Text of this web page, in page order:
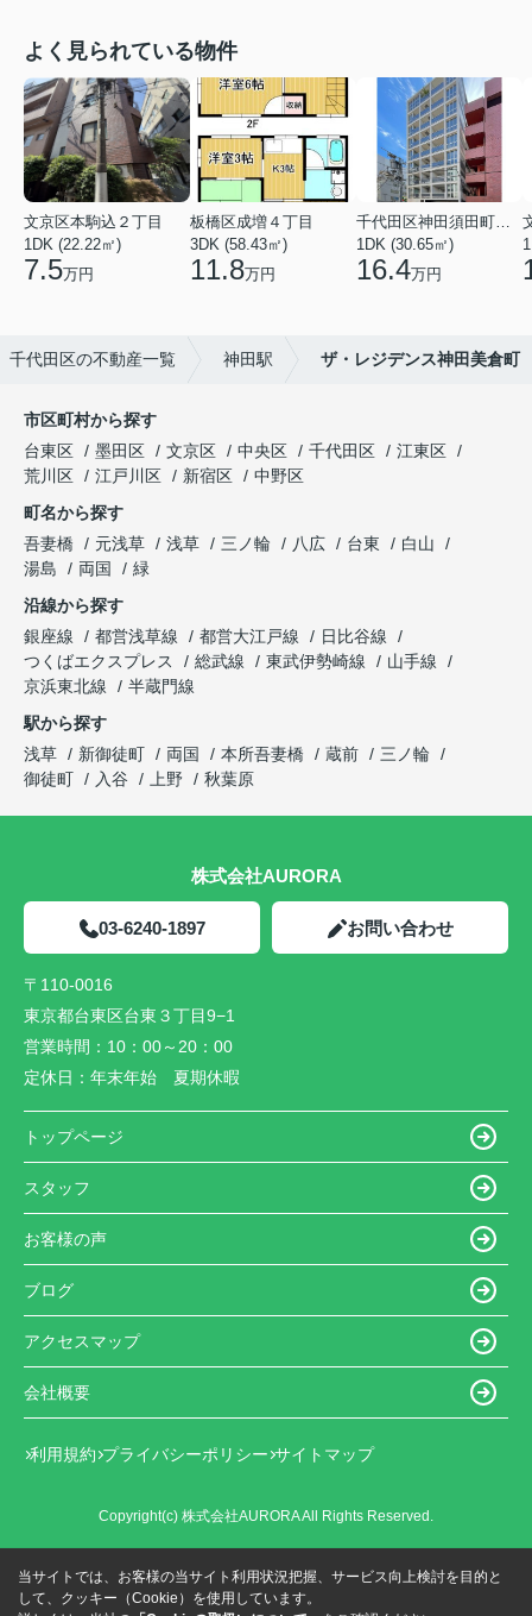
よく見られている物件
文京区本駒込２丁目
1DK (22.22㎡)
7.5万円
板橋区成増４丁目
3DK (58.43㎡)
11.8万円
千代田区神田須田町１丁目
1DK (30.65㎡)
16.4万円
千代田区の不動産一覧 神田駅 ザ・レジデンス神田美倉町
市区町村から探す
台東区
墨田区 文京区 中央区 千代田区
江東区
荒川区
江戸川区 新宿区
中野区
町名から探す
吾妻橋
元浅草 浅草 三ノ輪 八広 台東
白山
湯島
両国
緑
沿線から探す
銀座線
都営浅草線 都営大江戸線
日比谷線
つくばエクスプレス
総武線 東武伊勢崎線
山手線
京浜東北線
半蔵門線
駅から探す
浅草
新御徒町 両国 本所吾妻橋 蔵前
三ノ輪
御徒町
入谷 上野 秋葉原
株式会社AURORA
03-6240-1897 お問い合わせ
〒110-0016
東京都台東区台東３丁目9−1
営業時間： 10：00～20：00
定休日： 年末年始 夏期休暇
トップページ
スタッフ
お客様の声
ブログ
アクセスマップ
会社概要
利用規約 プライバシーポリシー サイトマップ
Copyright(c) 株式会社AURORA All Rights Reserved.
当サイトでは、お客様の当サイト利用状況把握、サービス向上検討を目的と
して、クッキー（Cookie）を使用しています。